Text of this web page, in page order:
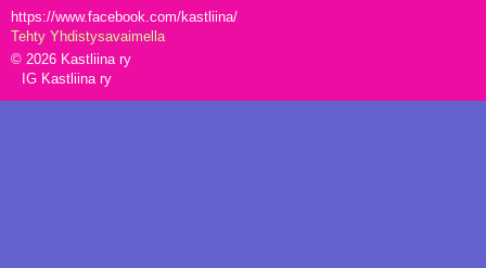
https://www.facebook.com/kastliina/
Tehty Yhdistysavaimella
© 2026 Kastliina ry
IG Kastliina ry